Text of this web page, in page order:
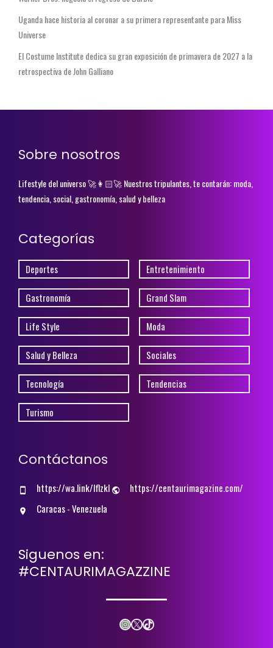
Uganda hace historia al coronar a su primera representante para Miss
Universe
El Costume Institute dedica su gran exposición de primavera de 2027 a la
retrospectiva de John Galliano
Sobre nosotros
Lifestyle del universo 🚀👩🏻‍🚀 Nuestros tripulantes, te contarán: moda,
tendencia, social, gastronomía, salud y belleza
Categorías
Deportes Entretenimiento
Gastronomía Grand Slam
Life Style Moda
Salud y Belleza Sociales
Tecnología Tendencias
Turismo
Contáctanos
https://wa.link/lflzkl
https://centaurimagazine.com/
Caracas - Venezuela
Siguenos en:
#CENTAURIMAGAZZINE